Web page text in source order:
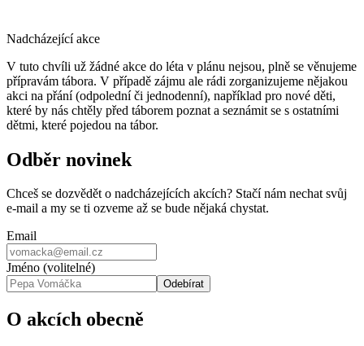
Nadcházející akce
V tuto chvíli už žádné akce do léta v plánu nejsou, plně se věnujeme
přípravám tábora. V případě zájmu ale rádi zorganizujeme nějakou
akci na přání (odpolední či jednodenní), například pro nové děti,
které by nás chtěly před táborem poznat a seznámit se s ostatními
dětmi, které pojedou na tábor.
Odběr novinek
Chceš se dozvědět o nadcházejících akcích? Stačí nám nechat svůj
e-mail a my se ti ozveme až se bude nějaká chystat.
Email
Jméno (volitelné)
O akcích obecně